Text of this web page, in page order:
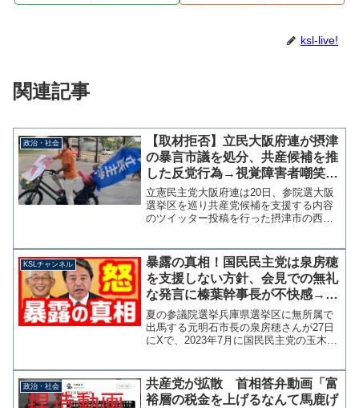
ksl-live!
関連記事
政治・社会
【取材拒否】立民大阪府連が摂津
の暴言市議を処分、共産候補を推
した反党行為→視覚障害者嘲笑問
題はスルー、都合の悪いメディア
からは嘘をついて逃げる府連
立憲民主党大阪府連は20日、参院選大阪
選挙区を巡り共産党候補を支援する内容
のツイッター投稿を行った摂津市の西谷
市議会議員の処分について – 立憲民主党
大阪府総支部...
KSLチャンネル
暴露の真相！国民民主党は泉房穂
を支援しない方針、会見での無礼
な発言に榛葉幹事長が不快感→対
抗馬擁立へ【KSLチャンネル】
夏の参議院選挙兵庫県選挙区に無所属で
出馬する元明石市長の泉房穂さんが27日
にXで、2023年7月に国民民主党の玉木代
自身を共同代表とし、近畿比例ブロック
単独1位、与党...
政治・社会
共産党が拡散 首相答弁動画「富
裕層の税金を上げるなんて馬鹿げ